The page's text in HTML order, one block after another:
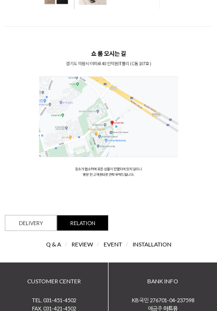
DELIVERY RELATION
Q & A / REVIEW / EVENT / INSTALLATION
CUSTOMER CENTER
TEL. 031-451-4502
FAX. 031-421-4502
BANK INFO
KB국민 276701-04-237598
예금주 아트유